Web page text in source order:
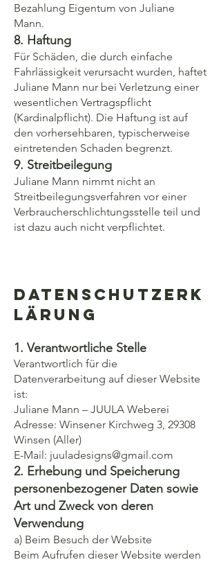
Bezahlung Eigentum von Juliane
Mann.
8. Haftung
Für Schäden, die durch einfache
Fahrlässigkeit verursacht wurden, haftet
Juliane Mann nur bei Verletzung einer
wesentlichen Vertragspflicht
(Kardinalpflicht). Die Haftung ist auf
den vorhersehbaren, typischerweise
eintretenden Schaden begrenzt.
9. Streitbeilegung
Juliane Mann nimmt nicht an
Streitbeilegungsverfahren vor einer
Verbraucherschlichtungsstelle teil und
ist dazu auch nicht verpflichtet.
Datenschutzerk
lärung
1. Verantwortliche Stelle
Verantwortlich für die
Datenverarbeitung auf dieser Website
ist:
Juliane Mann – JUULA Weberei
Adresse: Winsener Kirchweg 3, 29308
Winsen (Aller)
E-Mail: juuladesigns@gmail.com
2. Erhebung und Speicherung
personenbezogener Daten sowie
Art und Zweck von deren
Verwendung
a) Beim Besuch der Website
Beim Aufrufen dieser Website werden